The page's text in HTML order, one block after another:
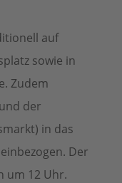
auf
sowie in
Zudem
der
in das
Der
um 12 Uhr.